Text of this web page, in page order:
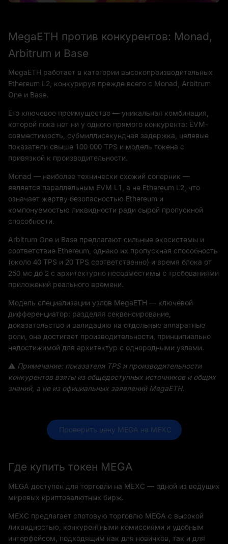
MegaETH против конкурентов: Monad,
Arbitrum и Base
MegaETH работает в категории высокопроизводительных
Ethereum L2, конкурируя прежде всего с Monad, Arbitrum
One и Base.
Его ключевое преимущество — уникальная комбинация,
которой пока нет ни у одного прямого конкурента: EVM-
совместимость, субмиллисекундная задержка, целевые
показатели свыше 100 000 TPS и модель токена с
привязкой к производительности.
Monad — наиболее технически схожий соперник —
является параллельным EVM L1, а не Ethereum L2, что
означает жертву безопасностью Ethereum и
компонуемостью ликвидности ради сырой пропускной
способности.
Arbitrum One и Base предлагают сильные экосистемы и
соответствие Ethereum, однако их пропускная способность
(около 40 TPS и 20 TPS соответственно) и время блока от
250 мс до 2 с архитектурно несовместимы с требованиями
приложений реального времени.
Модель специализации узлов MegaETH — ключевой
дифференциатор: разделяя секвенсирование,
доказательство и валидацию на отдельные аппаратные
роли, она достигает производительности, принципиально
недостижимой для архитектур с однородными узлами.
⚠️ Примечание: показатели TPS и производительности
конкурентов взяты из общедоступных источников и общих
знаний, а не из официальных заявлений MegaETH.
Проверить цену MEGA на MEXC
Где купить токен MEGA
MEGA доступен для торговли на MEXC — одной из ведущих
мировых криптовалютных бирж.
MEXC предлагает спотовую торговлю MEGA с высокой
ликвидностью, конкурентными комиссиями и удобным
интерфейсом, подходящим как для новичков, так и для